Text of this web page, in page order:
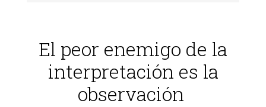
El peor enemigo de la
interpretación es la
observación